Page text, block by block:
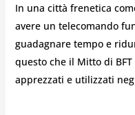
In una città frenetica
avere un telecomando
guadagnare tempo e
questo che il Mitto di
apprezzati e utilizzati